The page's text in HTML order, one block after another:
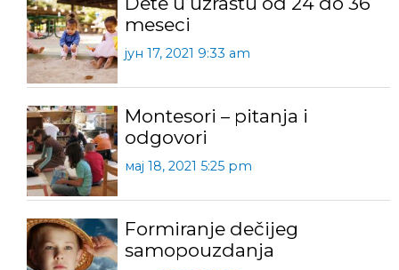
meseci
јун 17, 2021 9:33 am
Montesori – pitanja i
odgovori
мај 18, 2021 5:25 pm
Formiranje dečijeg
samopouzdanja